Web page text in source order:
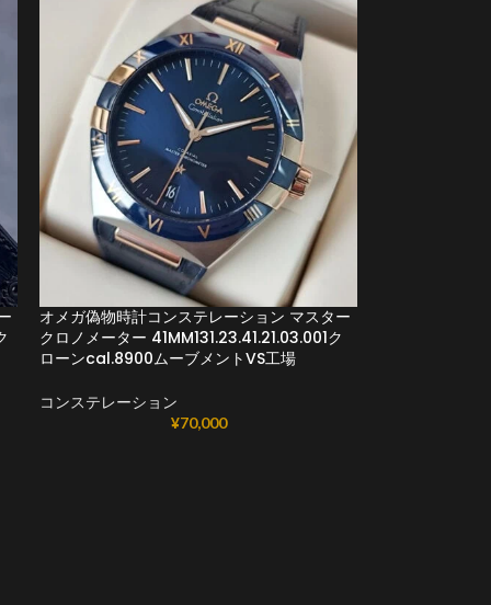
オメガ偽物時計コンステレーション マスター
クロノメーター 41MM131.23.41.21.03.001ク
ローンcal.8900ムーブメントVS工場
コンステレーション
¥70,000